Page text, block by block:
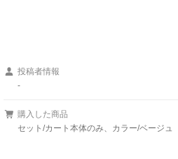
投稿者情報
-
購入した商品
セット/カート本体のみ、カラー/ベージュ